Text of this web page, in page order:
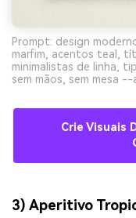
Prompt: design
marfim, acentos teal,
minimalistas de linha,
sem mãos, sem mesa --
Crie Visuais
3) Aperitivo